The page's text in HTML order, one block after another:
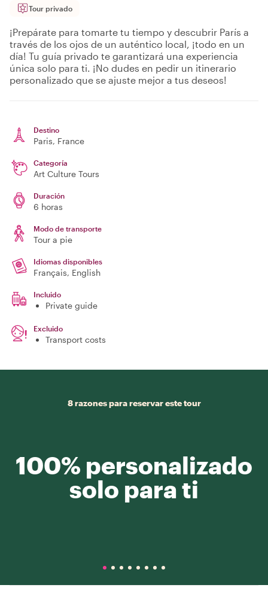
Tour privado
¡Prepárate para tomarte tu tiempo y descubrir París a
través de los ojos de un auténtico local, ¡todo en un
día! Tu guía privado te garantizará una experiencia
única solo para ti. ¡No dudes en pedir un itinerario
personalizado que se ajuste mejor a tus deseos!
Destino
Paris, France
Categoría
Art Culture Tours
Duración
6 horas
Modo de transporte
Tour a pie
Idiomas disponibles
Français, English
Incluido
Private guide
Excluido
Transport costs
8 razones para reservar este tour
100% personalizado
solo para ti